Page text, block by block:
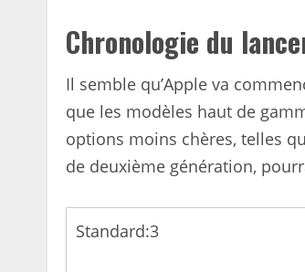
Chronologie du
Il semble qu’Apple va
que les modèles haut de
options moins chères, telles
de deuxième génération,
Standard:3